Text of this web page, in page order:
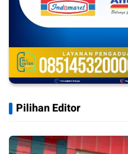
Pilihan Editor